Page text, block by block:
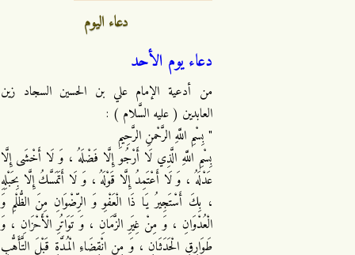
دعاء اليوم
دعاء يوم الأحد
من أدعية الإمام علي بن الحسين السجاد زين
العابدين ( عليه السَّلام ) :
" بِسْمِ اللَّهِ الرَّحْمنِ الرَّحِيمِ
بِسْمِ اللَّهِ الَّذِي لَا أَرْجُو إِلَّا فَضْلَهُ ، وَ لَا أَخْشَى إِلَّا
عَدْلَهُ ، وَ لَا أَعْتَمِدُ إِلَّا قَوْلَهُ ، وَ لَا أَتَمَسَّكُ إِلَّا بِحَبْلِهِ
، بِكَ أَسْتَجِيرُ يَا ذَا الْعَفْوِ وَ الرِّضْوَانِ مِنَ الظُّلْمِ وَ
الْعُدْوَانِ ، وَ مِنْ غِيَرِ الزَّمَانِ ، وَ تَوَاتُرِ الْأَحْزَانِ ، وَ
طَوَارِقِ الْحَدَثَانِ ، وَ مِنِ انْقِضَاءِ الْمُدَّةِ قَبْلَ التَّأَهُّبِ